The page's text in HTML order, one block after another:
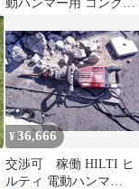
動ハンマー用 コンクリ
角 面荒し 石材工具 角
揃え 面取り 工具 石工
石材 レンガ タイル 下
処理 16歯 [16歯]
¥36,666
交渉可 稼働 HILTI ヒ
ルティ 電動ハンマ